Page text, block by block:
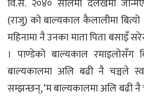
(राजु) को बाल्यकाल कैलालीमा
महिनामा नै उनका माता पिता बसाइँ
। पाण्डेको बाल्यकाल रमाइलोसँग
बाल्यकालमा अलि बढी नै चञ्चले
सम्झन्छन्, ‘म बाल्यकालमा अलि बढी नै